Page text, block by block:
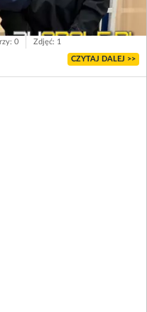
0 Zdjęć: 1
CZYTAJ DALEJ >>